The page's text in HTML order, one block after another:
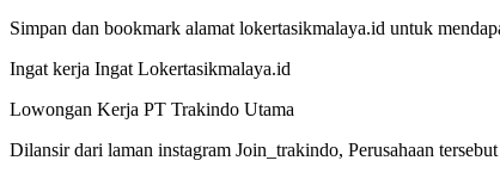
Simpan dan bookmark alamat lokertasikmalaya.id untuk
Ingat kerja Ingat Lokertasikmalaya.id
Lowongan Kerja PT Trakindo Utama
Dilansir dari laman instagram Join_trakindo, Perusahaan